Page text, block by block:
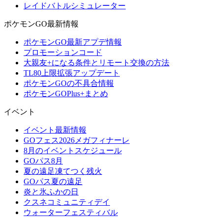
レイドバトルシミュレーター
ポケモンGO最新情報
ポケモンGO最新アプデ情報
プロモーションコード
大親友+になる条件とリモート交換の方法
TL80上限拡張アップデート
ポケモンGOの不具合情報
ポケモンGOPlus+まとめ
イベント
イベント最新情報
GOフェス2026メガフィナーレ
8月のイベントスケジュール
GOパス8月
夏の遠足凍てつく残火
GOパス夏の遠足
炎と氷ふかの日
クスネコミュニティデイ
ウォーターフェスティバル